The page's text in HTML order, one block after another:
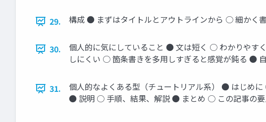
29. 構成 ● まずはタイトルとアウトラインから ○ 細かく
30.
個人的に気にしていること ● 文は短く ○ わかりやす
しにくい ○ 箇条書きを多用しすぎると感覚が鈍る ●
31.
個人的なよくある型（チュートリアル系） ● はじめ
● 説明 ○ 手順、結果、解説 ● まとめ ○ この記事の要